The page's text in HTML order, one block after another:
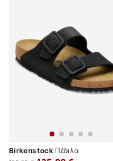
BirkenstockΠέδιλα